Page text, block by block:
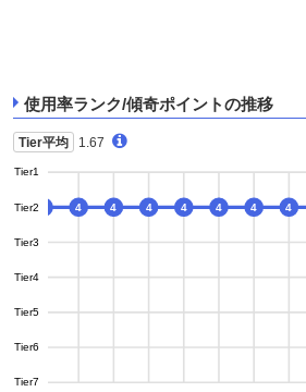
使用率ランク/傾奇ポイントの推移
Tier平均 1.67
Tier1
Tier2
Tier3
Tier4
Tier5
Tier6
Tier7
4 4 4 4 4 4 4